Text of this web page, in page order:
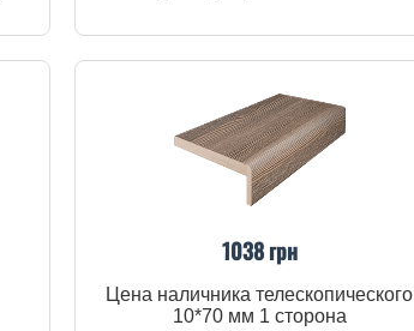
1038 грн
Цена наличника телескопического
10*70 мм 1 сторона